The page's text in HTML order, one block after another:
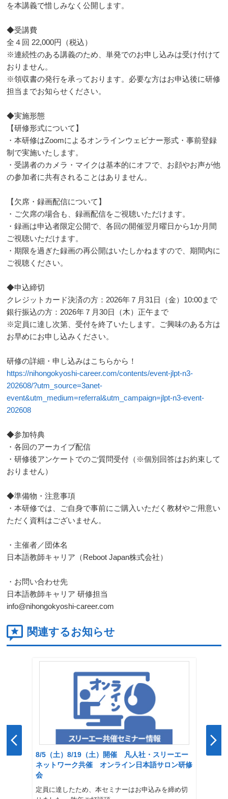
を本講義で惜しみなく公開します。
◆受講費
全４回 22,000円（税込）
※連続性のある講義のため、単発でのお申し込みは受け付けて
おりません。
※領収書の発行を承っております。必要な方はお申込後に研修
担当までお知らせください。
◆実施形態
【研修形式について】
・本研修はZoomによるオンラインウェビナー形式・事前登録
制で実施いたします。
・受講者のカメラ・マイクは基本的にオフで、お顔やお声が他
の参加者に共有されることはありません。
【欠席・録画配信について】
・ご欠席の場合も、録画配信をご視聴いただけます。
・録画は申込者限定公開で、各回の開催翌月曜日から1か月間
ご視聴いただけます。
・期限を過ぎた録画の再公開はいたしかねますので、期間内に
ご視聴ください。
◆申込締切
クレジットカード決済の方：2026年７月31日（金）10:00まで
銀行振込の方：2026年７月30日（木）正午まで
※定員に達し次第、受付を終了いたします。ご興味のある方は
お早めにお申し込みください。
研修の詳細・申し込みはこちらから！
https://nihongokyoshi-career.com/contents/event-jlpt-n3-
202608/?utm_source=3anet-
event&utm_medium=referral&utm_campaign=jlpt-n3-event-
202608
◆参加特典
・各回のアーカイブ配信
・研修後アンケートでのご質問受付（※個別回答はお約束して
おりません）
◆準備物・注意事項
・本研修では、ご自身で事前にご購入いただく教材やご用意い
ただく資料はございません。
・主催者／団体名
日本語教師キャリア（Reboot Japan株式会社）
・お問い合わせ先
日本語教師キャリア 研修担当
info@nihongokyoshi-career.com
関連するお知らせ
8/5（土）8/19（土）開催 凡人社・スリーエー
ネットワーク共催 オンライン日本語サロン研修
会
定員に達したため、本セミナーはお申込みを締め切